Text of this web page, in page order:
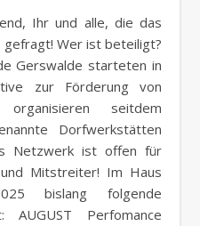
Wer ist beteiligt?
Gerswalde starteten in
zur Förderung von
organisieren seitdem
Dorfwerkstätten
Netzwerk ist offen für
Mitstreiter! Im Haus
bislang folgende
AUGUST Perfomance